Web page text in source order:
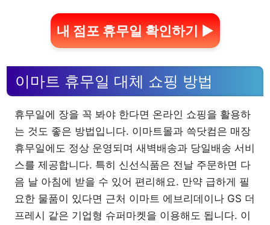
내 점포 휴무일 확인하기 ▶
이마트 휴무일 대체 쇼핑 방법
휴무일에 장을 꼭 봐야 한다면 온라인 쇼핑을 활용하
는 것도 좋은 방법입니다. 이마트몰과 쓱닷컴은 매장
휴무일에도 정상 운영되며 새벽배송과 당일배송 서비
스를 제공합니다. 특히 신선식품은 전날 주문하면 다
음 날 아침에 받을 수 있어 편리해요. 만약 급하게 필
요한 물품이 있다면 근처 이마트 에브리데이나 GS 더
프레시 같은 기업형 슈퍼마켓을 이용해도 됩니다. 이